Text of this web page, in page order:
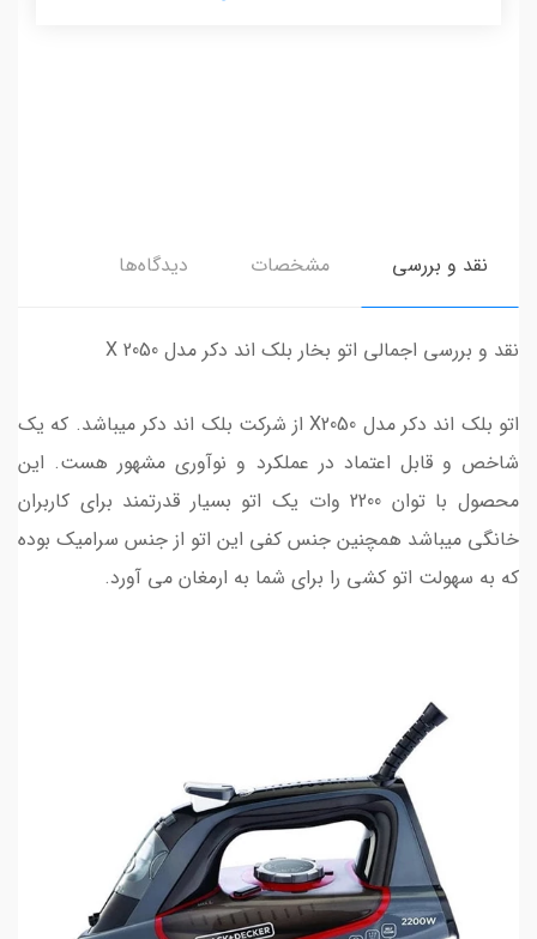
نقد و بررسی مشخصات دیدگاه‌ها
نقد و بررسی اجمالی اتو بخار بلک اند دکر مدل X 2050
اتو بلک اند دکر مدل X2050 از شرکت بلک اند دکر میباشد. که یک
شاخص و قابل اعتماد در عملکرد و نوآوری مشهور هست. این
محصول با توان 2200 وات یک اتو بسیار قدرتمند برای کاربران
خانگی میباشد همچنین جنس کفی این اتو از جنس سرامیک بوده
که به سهولت اتو کشی را برای شما به ارمغان می آورد.